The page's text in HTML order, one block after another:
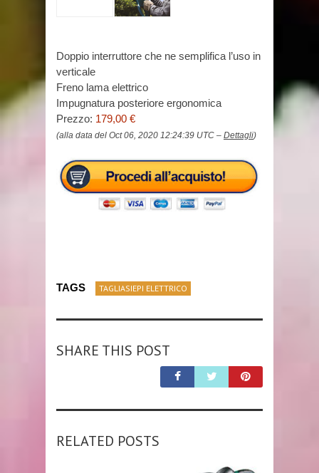
Doppio interruttore che ne semplifica l’uso in
verticale
Freno lama elettrico
Impugnatura posteriore ergonomica
Prezzo: 179,00 €
(alla data del Oct 06, 2020 12:24:39 UTC – Dettagli)
TAGS TAGLIASIEPI ELETTRICO
SHARE THIS POST
RELATED POSTS